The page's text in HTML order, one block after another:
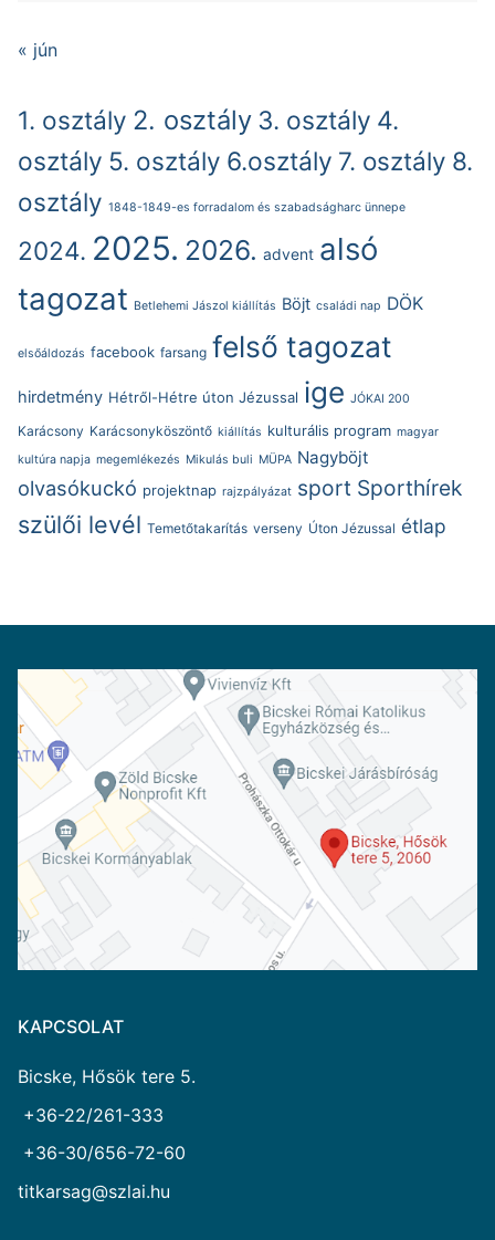
« jún
1. osztály 2. osztály 3. osztály 4.
osztály 5. osztály 6.osztály 7. osztály 8.
osztály 1848-1849-es forradalom és szabadságharc ünnepe
2024. 2025. 2026. advent alsó
tagozat Betlehemi Jászol kiállítás Böjt családi nap DÖK
elsőáldozás facebook farsang felső tagozat
hirdetmény Hétről-Hétre úton Jézussal ige JÓKAI 200
Karácsony Karácsonyköszöntő kiállítás kulturális program magyar
kultúra napja megemlékezés Mikulás buli MÜPA Nagyböjt
olvasókuckó projektnap rajzpályázat sport Sporthírek
szülői levél Temetőtakarítás verseny Úton Jézussal étlap
KAPCSOLAT
Bicske, Hősök tere 5.
+36-22/261-333
+36-30/656-72-60
titkarsag@szlai.hu